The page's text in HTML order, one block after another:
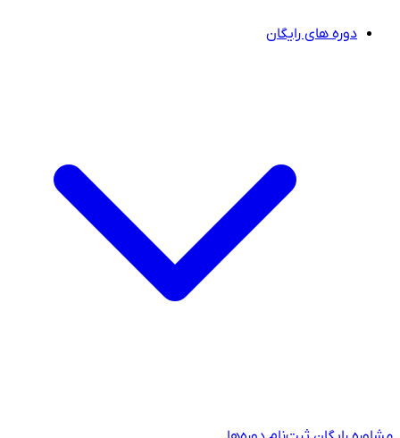
دوره های رایگان